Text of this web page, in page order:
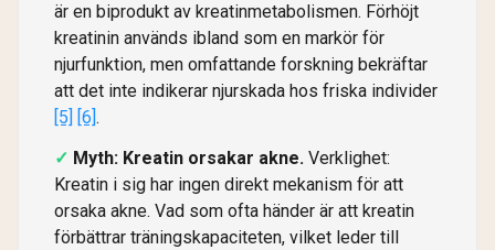
är en biprodukt av kreatinmetabolismen. Förhöjt
kreatinin används ibland som en markör för
njurfunktion, men omfattande forskning bekräftar
att det inte indikerar njurskada hos friska individer
[5]
[6] .
Myth: Kreatin orsakar akne. Verklighet:
Kreatin i sig har ingen direkt mekanism för att
orsaka akne. Vad som ofta händer är att kreatin
förbättrar träningskapaciteten, vilket leder till